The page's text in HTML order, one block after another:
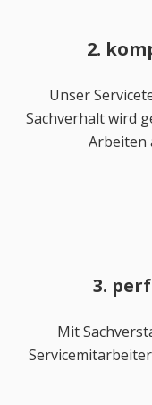
2.
Unser
Sachverhalt wird
Arbeiten
3.
Mit